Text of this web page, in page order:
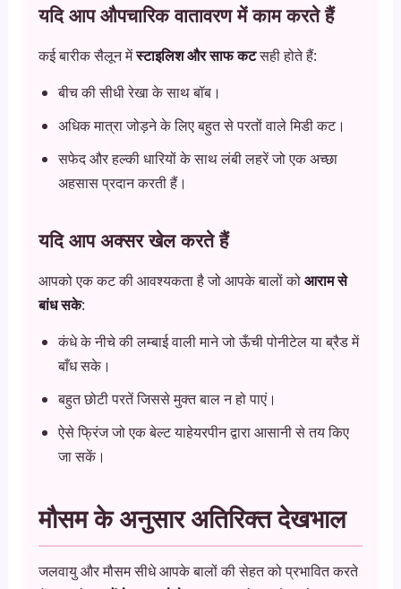
यदि आप औपचारिक वातावरण में काम करते हैं
कई बारीक सैलून मेंस्टाइलिश और साफ कटसही होते हैं:
बीच की सीधी रेखा के साथ बॉब।
अधिक मात्रा जोड़ने के लिए बहुत से परतों वाले मिडी कट।
सफेद और हल्की धारियों के साथ लंबी लहरें जो एक अच्छा
अहसास प्रदान करती हैं।
यदि आप अक्सर खेल करते हैं
आपको एक कट की आवश्यकता है जो आपके बालों कोआराम से
बांध सके:
कंधे के नीचे की लम्बाई वाली माने जो ऊँची पोनीटेल या ब्रैड में
बाँध सके।
बहुत छोटी परतें जिससे मुक्त बाल न हो पाएं।
ऐसे फ्रिंज जो एक बेल्ट याहेयरपीन द्वारा आसानी से तय किए
जा सकें।
मौसम के अनुसार अतिरिक्त देखभाल
जलवायु और मौसम सीधे आपके बालों की सेहत को प्रभावित करते